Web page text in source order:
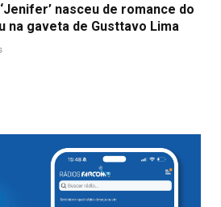
nasceu de romance do
na gaveta de Gusttavo Lima